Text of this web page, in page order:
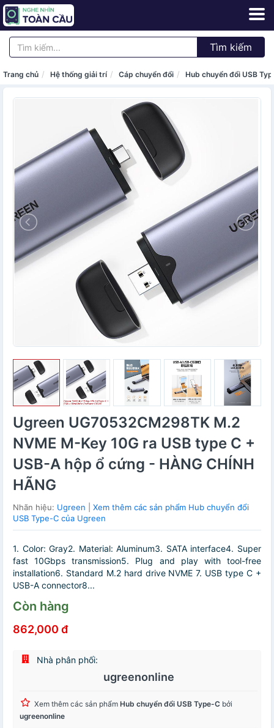
Tìm kiếm
Trang chủ Hệ thống giải trí Cáp chuyển đổi Hub chuyển đổi USB
Ugreen UG70532CM298TK M.2
NVME M-Key 10G ra USB type C +
USB-A hộp ổ cứng - HÀNG CHÍNH
HÃNG
Nhãn hiệu: Ugreen
Xem thêm các sản phẩm Hub chuyển đổi
USB Type-C của Ugreen
1. Color: Gray2. Material: Aluminum3. SATA interface4. Super
fast 10Gbps transmission5. Plug and play with tool-free
installation6. Standard M.2 hard drive NVME 7. USB type C +
USB-A connector8...
Còn hàng
862,000 đ
Nhà phân phối:
ugreenonline
Xem thêm các sản phẩm Hub chuyển đổi USB Type-C bởi
ugreenonline